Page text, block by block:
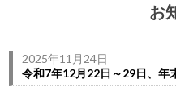
お
2025年11月24日
令和7年12月22日～29日、年